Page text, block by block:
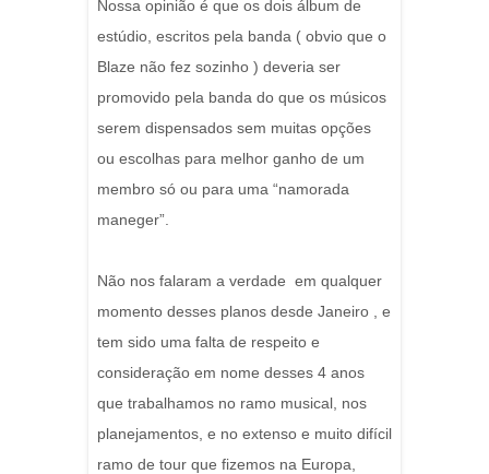
Nossa opinião é que os dois álbum de
estúdio, escritos pela banda ( obvio que o
Blaze não fez sozinho ) deveria ser
promovido pela banda do que os músicos
serem dispensados sem muitas opções
ou escolhas para melhor ganho de um
membro só ou para uma “namorada
maneger”.
Não nos falaram a verdade em qualquer
momento desses planos desde Janeiro , e
tem sido uma falta de respeito e
consideração em nome desses 4 anos
que trabalhamos no ramo musical, nos
planejamentos, e no extenso e muito difícil
ramo de tour que fizemos na Europa,